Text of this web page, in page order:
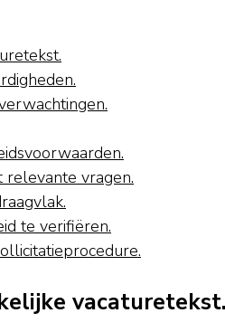
vragen.
te verifiëren.
vacaturetekst.